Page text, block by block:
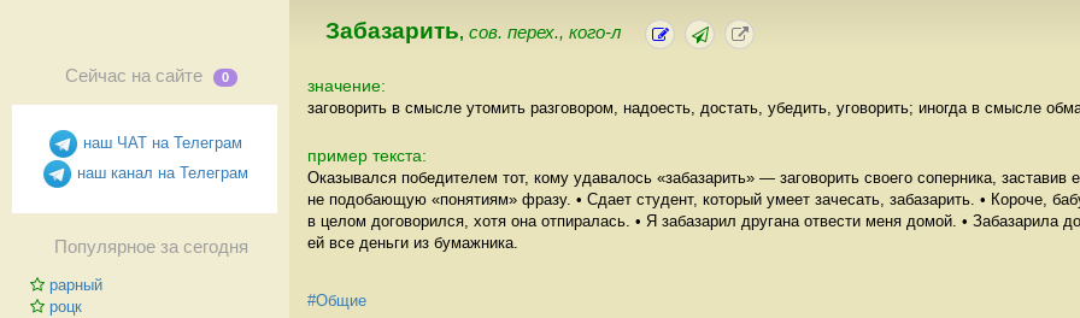
Сейчас на сайте 0
наш ЧАТ на Телеграм
наш канал на Телеграм
Популярное за сегодня
рарный
роцк
Забазарить, сов. перех., кого-л
значение:
заговорить в смысле утомить разговором, надоесть, достать, убедить, уговорить; иногда в смысле
пример текста:
Оказывался победителем тот, кому удавалось «забазарить» — заговорить своего соперника, заставив
не подобающую «понятиям» фразу. • Сдает студент, который умеет зачесать, забазарить. • Короче,
в целом договорился, хотя она отпиралась. • Я забазарил другана отвести меня домой. • Забазарила
ей все деньги из бумажника.
#Общие